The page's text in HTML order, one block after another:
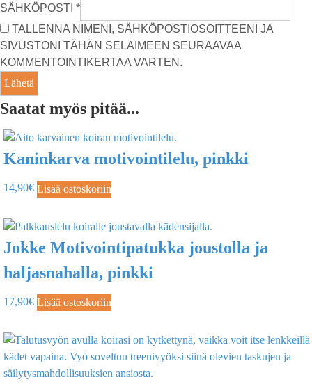
SÄHKÖPOSTI *
TALLENNA NIMENI, SÄHKÖPOSTIOSOITTEENI JA
SIVUSTONI TÄHÄN SELAIMEEN SEURAAVAA
KOMMENTOINTIKERTAA VARTEN.
Saatat myös pitää...
Kaninkarva motivointilelu, pinkki
14,90€ Lisää ostoskoriin
Jokke Motivointipatukka joustolla ja
haljasnahalla, pinkki
17,90€ Lisää ostoskoriin